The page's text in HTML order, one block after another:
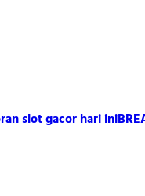
slot gacor hari ini